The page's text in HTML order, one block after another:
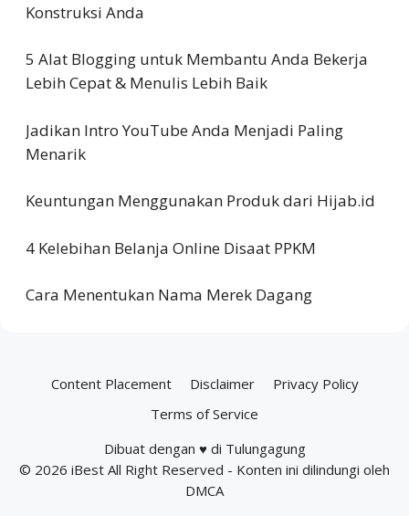
Konstruksi Anda
5 Alat Blogging untuk Membantu Anda Bekerja
Lebih Cepat & Menulis Lebih Baik
Jadikan Intro YouTube Anda Menjadi Paling
Menarik
Keuntungan Menggunakan Produk dari Hijab.id
4 Kelebihan Belanja Online Disaat PPKM
Cara Menentukan Nama Merek Dagang
Content Placement Disclaimer
Privacy Policy
Terms of Service
Dibuat dengan ♥ di Tulungagung
© 2026 iBest All Right Reserved - Konten ini dilindungi oleh
DMCA